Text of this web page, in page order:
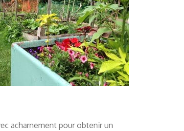
acharnement pour obtenir un